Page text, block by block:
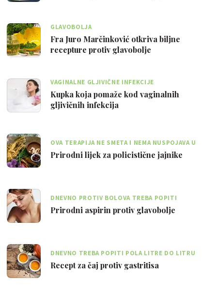
GLAVOBOLJA
Fra Juro Marčinković otkriva biljne
recepture protiv glavobolje
VAGINALNE GLJIVIČNE INFEKCIJE
Kupka koja pomaže kod vaginalnih
gljivičnih infekcija
OVA TERAPIJA NE SMETA I NEMA NUSPOJAVA U
SLUČAJU TRUDNOĆE
Prirodni lijek za policistične jajnike
DNEVNO PROTIV BOLOVA TREBA POPITI
NAJMANJE POLA LITRE TOPLOG ČAJA
Prirodni aspirin protiv glavobolje
DNEVNO TREBA POPITI POLA LITRE DO LITRU
MLAKOG ČAJA, BEZ MEDA ILI LIMUNA
Recept za čaj protiv gastritisa